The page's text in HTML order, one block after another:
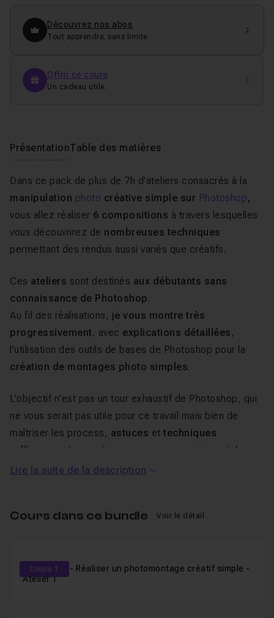
Découvrez nos abos
Tout apprendre, sans limite
Offrir ce cours
Un cadeau utile.
PrésentationTable des matières
Dans ce pack de plus de 7h d'ateliers consacrés à la
manipulation photo créative simple sur Photoshop,
vous allez réaliser 6 compositions à travers lesquelles
vous découvrirez de nombreuses techniques
permettant des rendus aussi variés que créatifs.
Ces ateliers sont destinés aux débutants sans
connaissance de Photoshop.
Au fil des réalisations, je vous montre très
progressivement , avec explications détaillées ,
l'utilisation des outils de bases de Photoshop pour la
création de montages photo simples.
L'objectif n'est pas un tour exhaustif de Photoshop, qui
ne vous serait pas utile pour ce travail mais bien de
maîtriser les process, astuces et techniques
suffisamment poussés pour que vous puissiez réaliser
vos propres montages photo créatifs.
heures unbagage suffisamment large et solide
sur des ateliers plus avancés.
Lire la suite de la description
Cours dans ce bundle Voir le détail
Cours 1
Photoshop - Réaliser un photomontage créatif simple -
Atelier 1